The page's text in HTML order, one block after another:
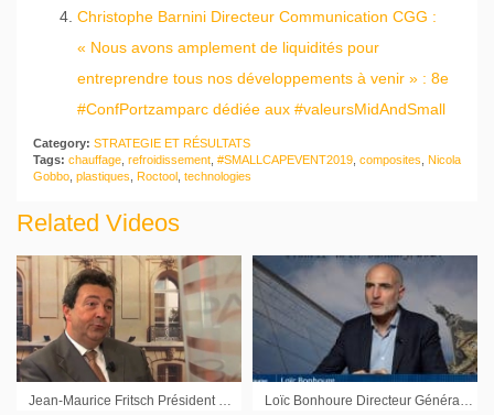
Christophe Barnini Directeur Communication CGG :
« Nous avons amplement de liquidités pour
entreprendre tous nos développements à venir » : 8e
#ConfPortzamparc dédiée aux #valeursMidAndSmall
Category: STRATEGIE ET RÉSULTATS
Tags: chauffage refroidissement #SMALLCAPEVENT2019 composites Nicola
Gobbo plastiques Roctool technologies
Related Videos
Jean-Maurice Fritsch Président du Directoire Osiatis sur les résultats semestriels 2010 Loïc Bonhoure Directeur Général Délégué Compagnie des Alpes : « Nous devons continuer à améliorer notre offre »